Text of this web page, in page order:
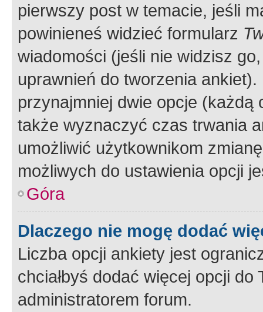
pierwszy post w temacie, jeśli
powinieneś widzieć formularz
wiadomości (jeśli nie widzisz
uprawnień do tworzenia
przynajmniej dwie opcje
także wyznaczyć czas trwania
umożliwić użytkownikom
możliwych do ustawienia opcji
Góra
Dlaczego nie mogę dodać
Liczba opcji ankiety jest
chciałbyś dodać więcej opcji
administratorem forum.